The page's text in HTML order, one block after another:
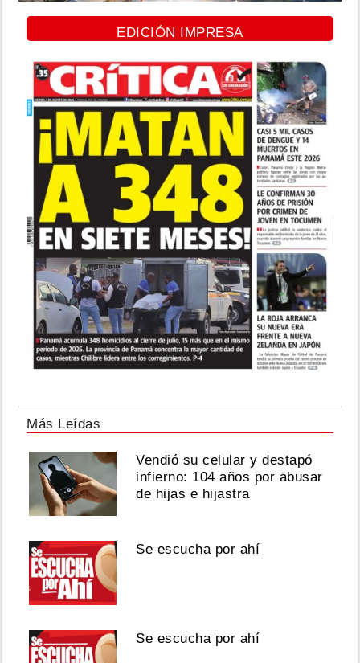
EDICIÓN IMPRESA
Más Leídas
Vendió su celular y destapó
infierno: 104 años por abusar
de hijas e hijastra
Se escucha por ahí
Se escucha por ahí